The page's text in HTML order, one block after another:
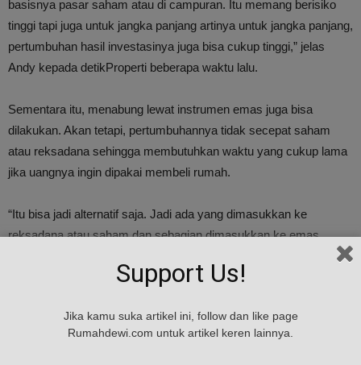
basisnya pasar saham atau di campuran. Itu memang berisiko
tinggi tapi juga untuk jangka panjang artinya untuk jangka panjang,
pertumbuhan hasil investasinya juga bisa cukup tinggi,” jelas
Andy kepada detikProperti beberapa waktu lalu.
Sementara itu, menabung lewat instrumen emas juga bisa
dilakukan. Akan tetapi, pertumbuhannya tidak secepat saham
atau reksadana sehingga membutuhkan waktu yang cukup lama
jika uangnya ingin dipakai membeli rumah.
“Itu bisa jadi alternatif saja. Jadi ada yang dimasukkan ke
reksadana atau saham dan sebagian dimasukkan ke emas.
nggak bagus, harganya turun, si emas ini bisa ikut menopang
Nah untuk jumlah yang harus ditabung agar bisa membeli rumah,
Support Us!
Jika kamu suka artikel ini, follow dan like page
Rumahdewi.com untuk artikel keren lainnya.